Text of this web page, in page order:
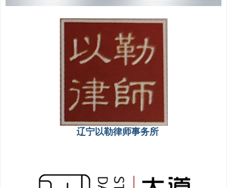
辽宁以勒律师事务所